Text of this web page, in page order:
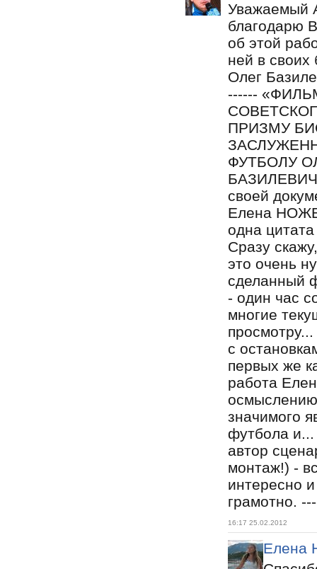
Уважаемый
благодарю
об этой
ней в своих
Олег
------
ПРИЗМУ
ФУТБОЛУ
своей
Елена
одна
Сразу
это очень
сделанный
- один час
многие
с
первых же
работа
значимого
футбола
автор
монтаж!) -
интересно
грамотно.
16:17 25.02.2012
Елена